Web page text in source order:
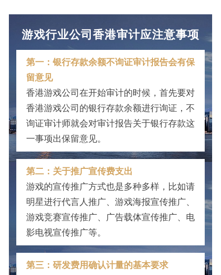
游戏行业公司香港审计应注意事项
第一：银行存款余额不询证审计报告会有保
留意见
香港游戏公司在开始审计的时候，首先要对
香港游戏公司的银行存款余额进行询证，不
询证审计师就会对审计报告关于银行存款这
一事项出保留意见。
第二：关于推广宣传费支出
游戏的宣传推广方式也是多种多样，比如请
明星进行代言人推广、游戏海报宣传推广、
游戏竞赛宣传推广、广告载体宣传推广、电
影电视宣传推广等。
第三：研发费用确认计量的基本要求